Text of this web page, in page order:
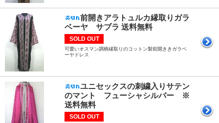
前開きアラトュルカ縁取りガラ
ベーヤ サブラ 送料無料
SOLD OUT
可愛いオスマン調柄縁取りのコットン製前開ききガラベ
ーヤドレス
ユニセックスの刺繍入りサテン
のマント フューシャシルバー ※
送料無料
SOLD OUT